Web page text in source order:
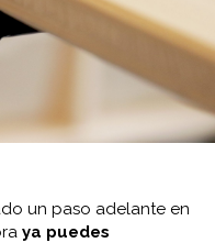
un paso adelante en
ya puedes